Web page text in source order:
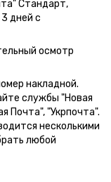
Стандарт,
дней с
осмотр
накладной.
службы "Новая
Почта", "Укрпочта".
несколькими
любой